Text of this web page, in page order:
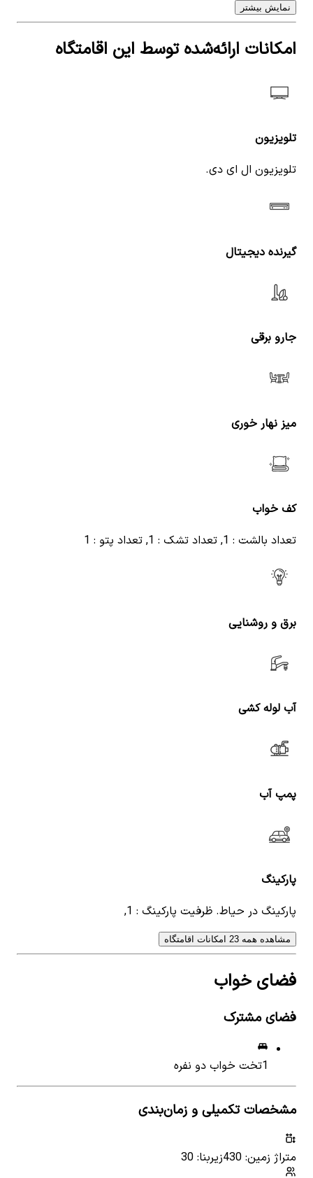
نمایش بیشتر
امکانات ارائه‌شده توسط این اقامتگاه
تلویزیون
تلویزیون ال ای دی.
گیرنده دیجیتال
جارو برقی
میز نهار خوری
کف خواب
تعداد بالشت : 1, تعداد تشک : 1, تعداد پتو : 1
برق و روشنایی
آب لوله کشی
پمپ آب
پارکینگ
پارکینگ در حیاط. ظرفیت پارکینگ : 1,
مشاهده همه 23 امکانات اقامتگاه
فضای خواب
فضای مشترک
1تخت خواب دو نفره
مشخصات تکمیلی و زمان‌بندی
متراژ زمین: 430 زیربنا: 30